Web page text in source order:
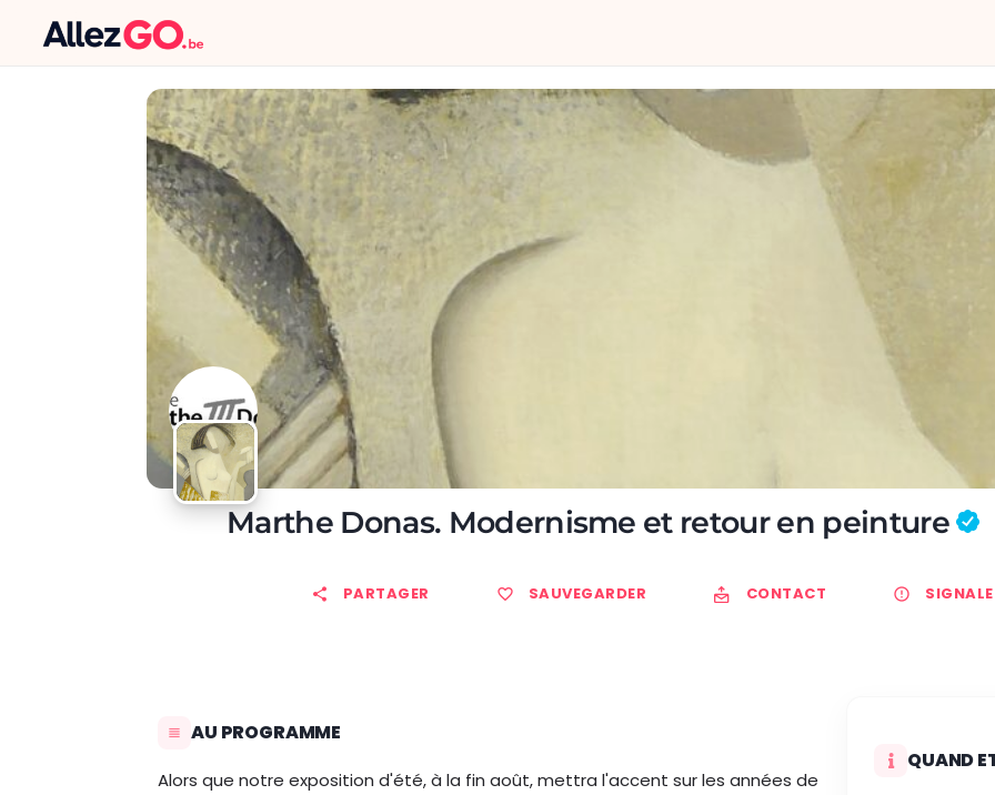
Marthe Donas. Modernisme et retour en peinture
PARTAGER SAUVEGARDER CONTACT
AU PROGRAMME
Alors que notre exposition d'été, à la fin août, mettra l'accent sur les années de
QUAND